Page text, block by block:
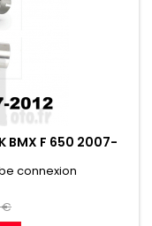
BMX F 650 2007-
connexion
€